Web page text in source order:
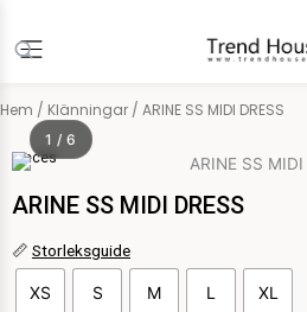
innehåll
Hem / Klänningar / ARINE SS MIDI DRESS
Pieces
1 / 6
ARINE SS MIDI DRESS
📏 Storleksguide
XS S M L XL
ARINE
SS
MIDI